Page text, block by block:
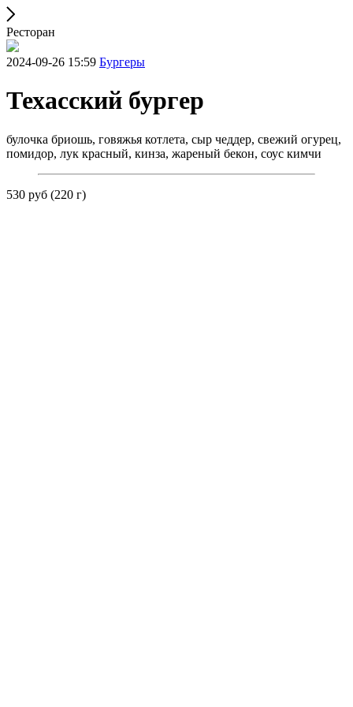
Ресторан
2024-09-26 15:59 Бургеры
Техасский бургер
булочка бриошь, говяжья котлета, сыр чеддер, свежий огурец,
помидор, лук красный, кинза, жареный бекон, соус кимчи
530 руб (220 г)